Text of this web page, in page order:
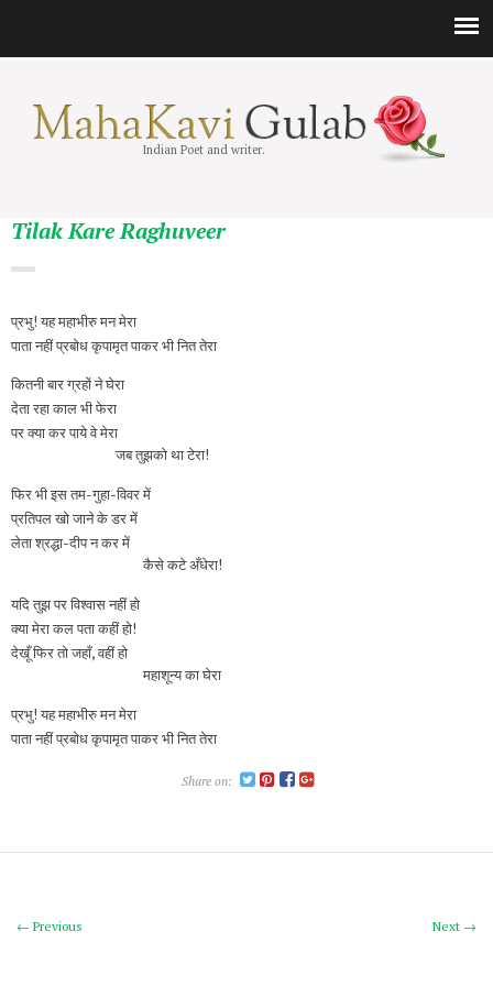
Indian Poet and writer.
Tilak Kare Raghuveer
प्रभु! यह महाभीरु मन मेरा
पाता नहीं प्रबोध कृपामृत पाकर भी नित तेरा
कितनी बार ग्रहों ने घेरा
देता रहा काल भी फेरा
पर क्या कर पाये वे मेरा
जब तुझको था टेरा!
फिर भी इस तम-गुहा-विवर में
प्रतिपल खो जाने के डर में
लेता श्रद्धा-दीप न कर में
कैसे कटे अँधेरा!
यदि तुझ पर विश्वास नहीं हो
क्या मेरा कल पता कहीं हो!
देखूँ फिर तो जहाँ, वहीं हो
महाशून्य का घेरा
प्रभु! यह महाभीरु मन मेरा
पाता नहीं प्रबोध कृपामृत पाकर भी नित तेरा
Share on:
Next →
← Previous